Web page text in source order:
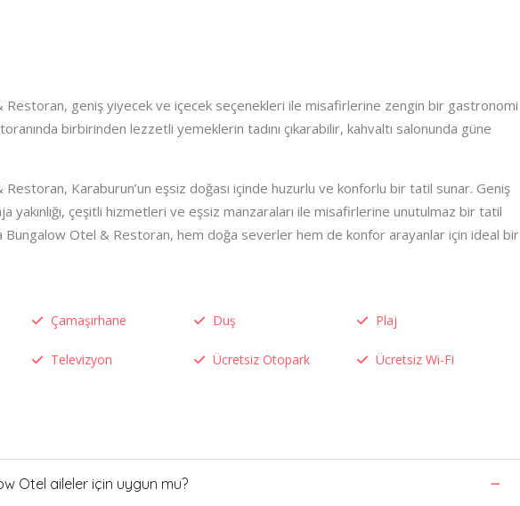
Restoran, geniş yiyecek ve içecek seçenekleri ile misafirlerine zengin bir gastronomi
birbirinden lezzetli yemeklerin tadını çıkarabilir, kahvaltı salonunda güne
Karaburun’un eşsiz doğası içinde huzurlu ve konforlu bir tatil sunar. Geniş
yakınlığı, çeşitli hizmetleri ve eşsiz manzaraları ile misafirlerine unutulmaz bir tatil
Bungalow Otel & Restoran, hem doğa severler hem de konfor arayanlar için ideal bir
Çamaşırhane Duş Plaj
Televizyon Ücretsiz Otopark Ücretsiz Wi-Fi
Otel aileler için uygun mu?